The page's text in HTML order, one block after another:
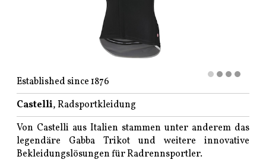
Established since 1876
Castelli, Radsportkleidung
Von Castelli aus Italien stammen unter anderem das
legendäre Gabba Trikot und weitere innovative
Bekleidungslösungen für Radrennsportler.